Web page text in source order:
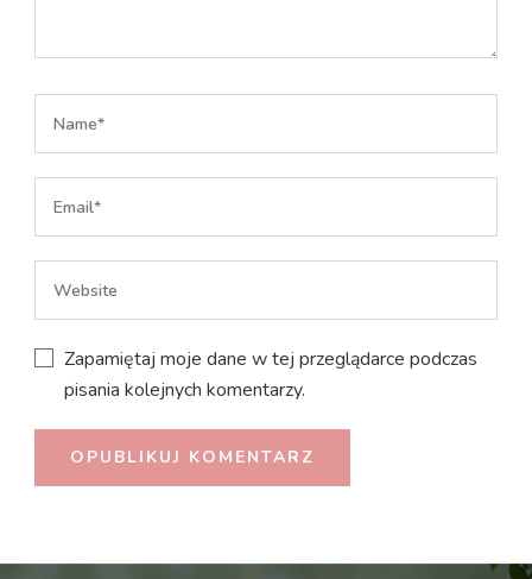
Zapamiętaj moje dane w tej przeglądarce podczas
pisania kolejnych komentarzy.